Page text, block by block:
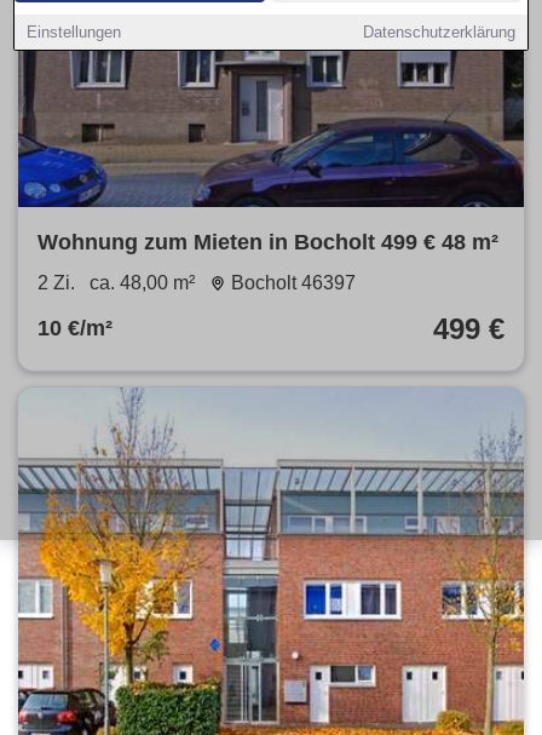
Einstellungen Datenschutzerklärung
Wohnung zum Mieten in Bocholt 499 € 48 m²
2 Zi. ca. 48,00 m² Bocholt 46397
10 €/m² 499 €